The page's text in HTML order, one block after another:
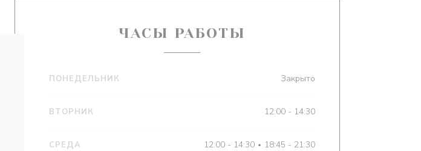
ЧАСЫ РАБОТЫ
ПОНЕДЕЛЬНИК Закрыто
ВТОРНИК 12:00 - 14:30
СРЕДА 12:00 - 14:30 • 18:45 - 21:30